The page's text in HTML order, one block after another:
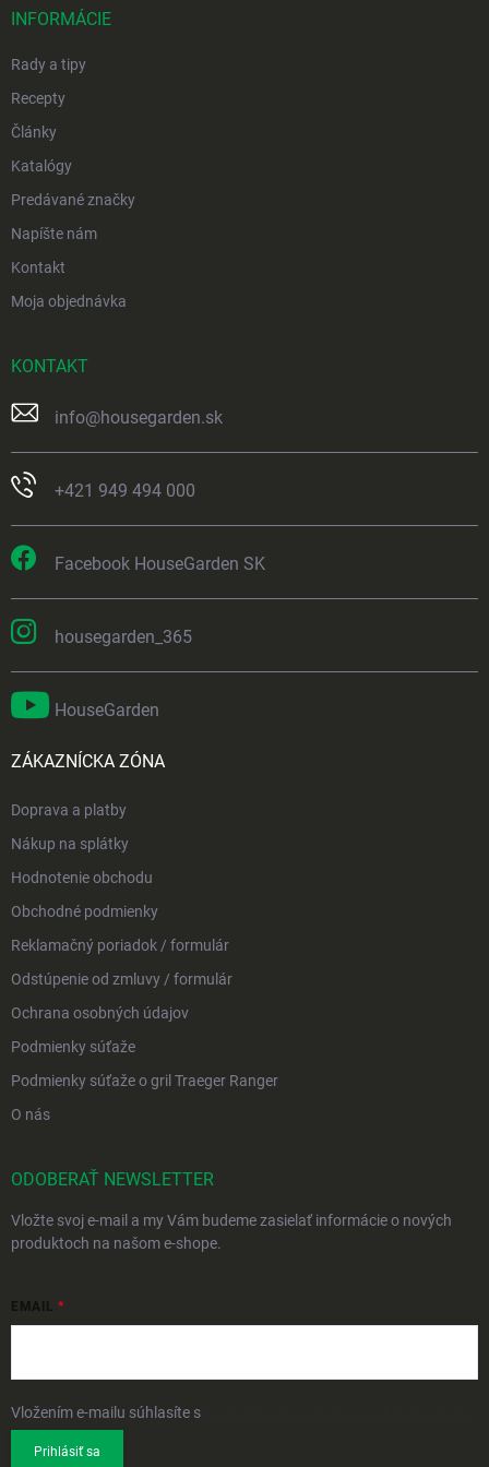
INFORMÁCIE
Rady a tipy
Recepty
Články
Katalógy
Predávané značky
Napíšte nám
Kontakt
Moja objednávka
KONTAKT
info@housegarden.sk
+421 949 494 000
Facebook HouseGarden SK
housegarden_365
HouseGarden
ZÁKAZNÍCKA ZÓNA
Doprava a platby
Nákup na splátky
Hodnotenie obchodu
Obchodné podmienky
Reklamačný poriadok / formulár
Odstúpenie od zmluvy / formulár
Ochrana osobných údajov
Podmienky súťaže
Podmienky súťaže o gril Traeger Ranger
O nás
ODOBERAŤ NEWSLETTER
Vložte svoj e-mail a my Vám budeme zasielať informácie o nových
produktoch na našom e-shope.
EMAIL
Vložením e-mailu súhlasíte s
Prihlásiť sa